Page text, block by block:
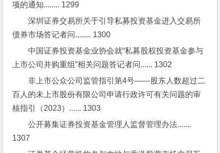
项的通知........ 1299
深圳证券交易所关于引导私募投资基金进入交易所
债券市场答记者问........ 1300
中国证券投资基金业协会就“私募股权投资基金参与
上市公司并购重组”相关问题答记者问...... 1302
非上市公众公司监管指引第4号——股东人数超过二
百人的未上市股份有限公司申请行政许可有关问题的审
核指引（2023）...... 1303
公开募集证券投资基金管理人监督管理办法.......
1307